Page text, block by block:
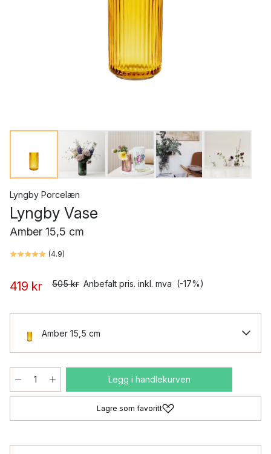
Lyngby Porcelæn
Lyngby Vase
Amber 15,5 cm
(4.9)
419 kr 505 kr Anbefalt pris. inkl. mva (-17%)
Amber 15,5 cm
Legg i handlekurven
Lagre som favoritt